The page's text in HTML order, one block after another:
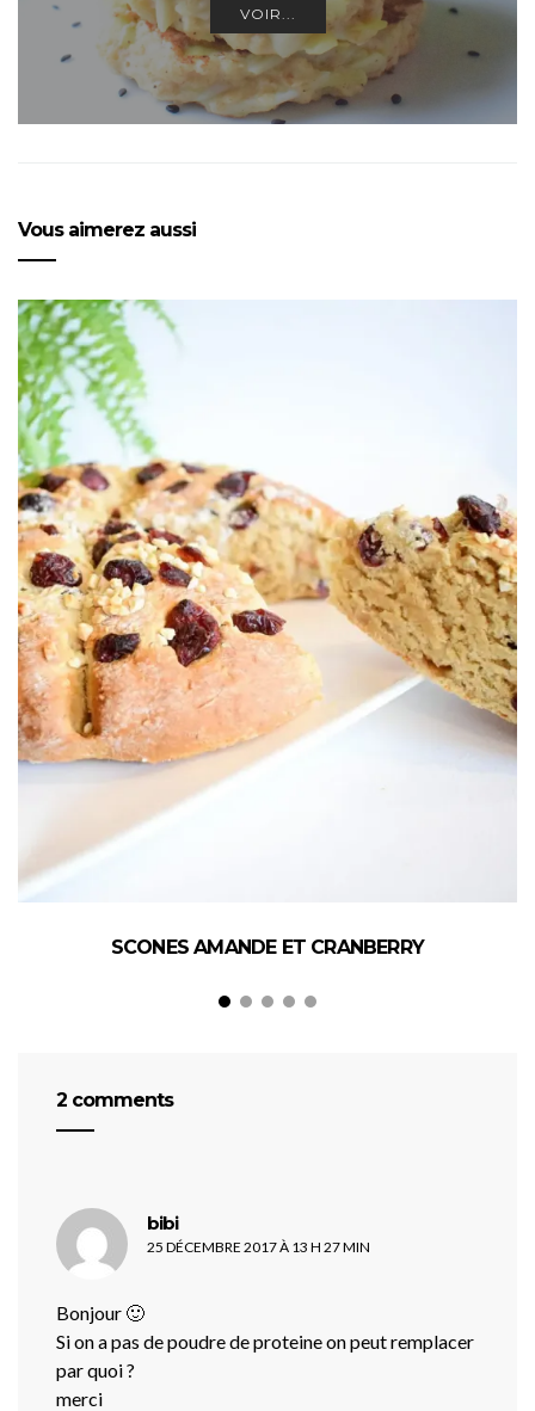
VOIR...
Vous aimerez aussi
SCONES AMANDE ET CRANBERRY
2 comments
bibidit :
25 DÉCEMBRE 2017 À 13 H 27 MIN
Bonjour 🙂
Si on a pas de poudre de proteine on peut remplacer
par quoi ?
merci